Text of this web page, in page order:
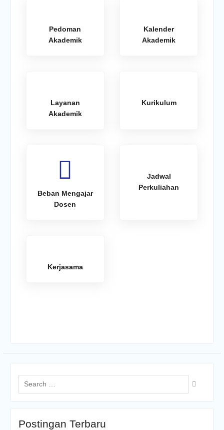
Pedoman
Akademik
Kalender
Akademik
Layanan
Akademik
Kurikulum
Beban Mengajar
Dosen
Jadwal
Perkuliahan
Kerjasama
Postingan Terbaru